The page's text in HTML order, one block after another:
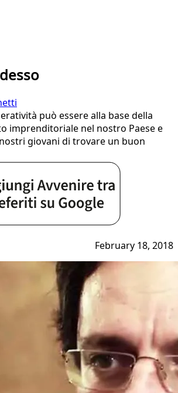
può essere alla base della
imprenditoriale nel nostro Paese e
giovani di trovare un buon
February 18, 2018